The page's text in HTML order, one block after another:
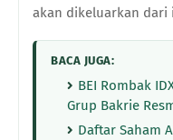
akan dikeluarkan dari
BACA JUGA:
BEI Rombak
Grup Bakrie
Daftar Saham